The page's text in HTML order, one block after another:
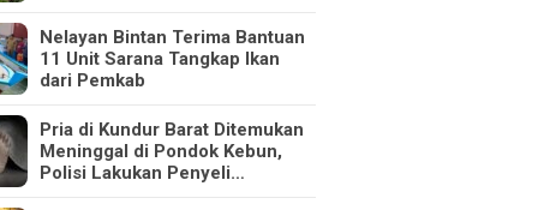
Nelayan Bintan Terima Bantuan
11 Unit Sarana Tangkap Ikan
dari Pemkab
Pria di Kundur Barat Ditemukan
Meninggal di Pondok Kebun,
Polisi Lakukan Penyeli…